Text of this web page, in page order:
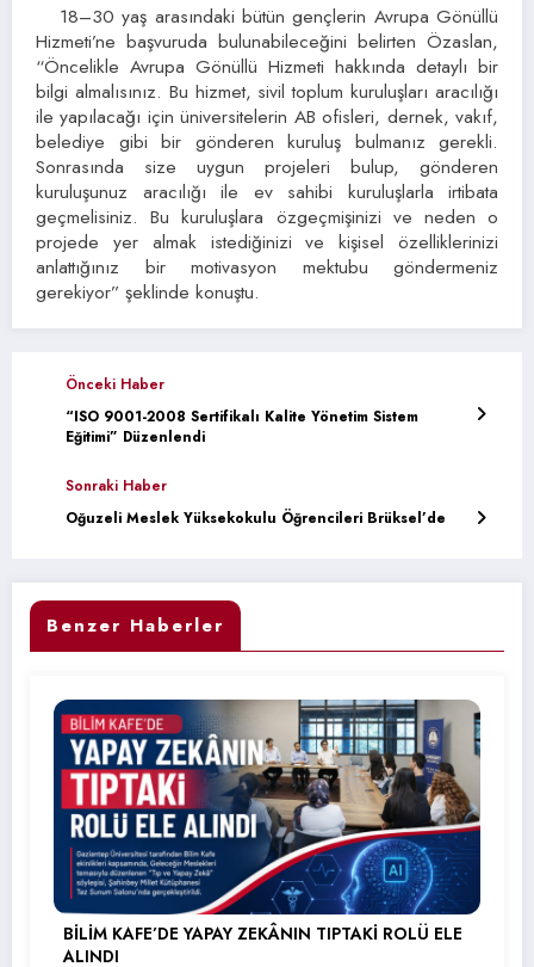
18–30 yaş arasındaki bütün gençlerin Avrupa Gönüllü
Hizmeti’ne başvuruda bulunabileceğini belirten Özaslan,
“Öncelikle Avrupa Gönüllü Hizmeti hakkında detaylı bir
bilgi almalısınız. Bu hizmet, sivil toplum kuruluşları aracılığı
ile yapılacağı için üniversitelerin AB ofisleri, dernek, vakıf,
belediye gibi bir gönderen kuruluş bulmanız gerekli.
Sonrasında size uygun projeleri bulup, gönderen
kuruluşunuz aracılığı ile ev sahibi kuruluşlarla irtibata
geçmelisiniz. Bu kuruluşlara özgeçmişinizi ve neden o
projede yer almak istediğinizi ve kişisel özelliklerinizi
anlattığınız bir motivasyon mektubu göndermeniz
gerekiyor” şeklinde konuştu.
Önceki Haber
“ISO 9001-2008 Sertifikalı Kalite Yönetim Sistem
Eğitimi” Düzenlendi
Sonraki Haber
Oğuzeli Meslek Yüksekokulu Öğrencileri Brüksel’de
Benzer Haberler
BİLİM KAFE’DE YAPAY ZEKÂNIN TIPTAKİ ROLÜ ELE
ALINDI